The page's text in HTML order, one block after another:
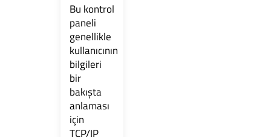
Bu kontrol
paneli
genellikle
kullanıcının
bilgileri
bir
bakışta
anlaması
için
TCP/IP